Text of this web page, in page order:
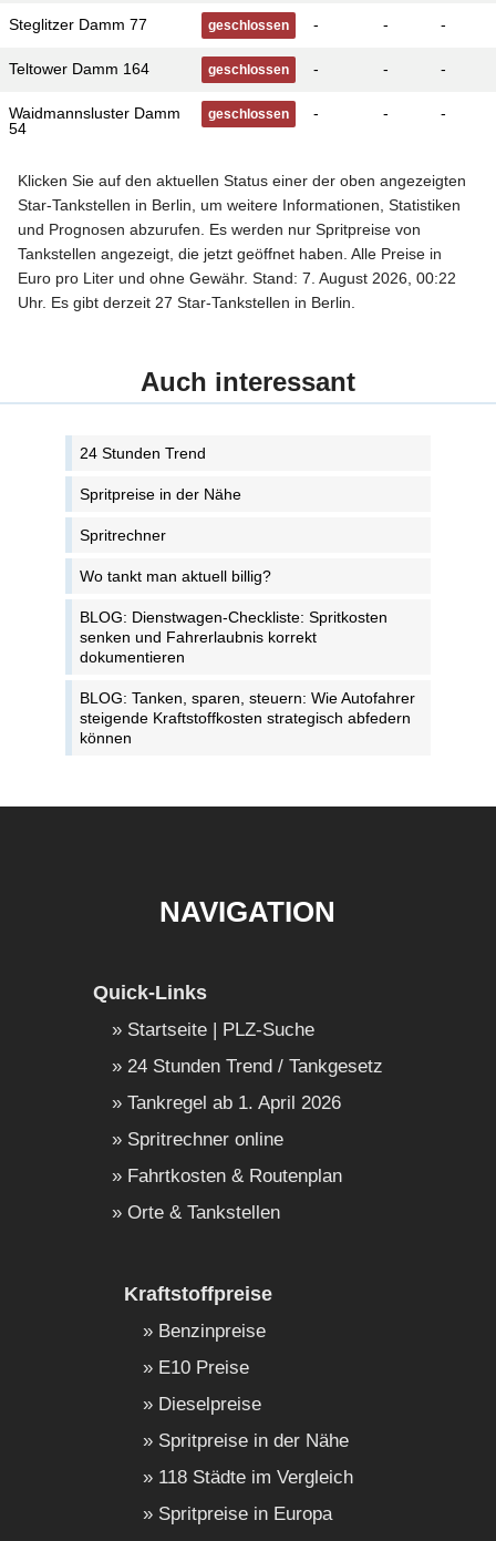
Steglitzer Damm 77 geschlossen - - -
Teltower Damm 164 geschlossen - - -
Waidmannsluster Damm
54
geschlossen - - -
Klicken Sie auf den aktuellen Status einer der oben angezeigten
Star-Tankstellen in Berlin, um weitere Informationen, Statistiken
und Prognosen abzurufen. Es werden nur Spritpreise von
Tankstellen angezeigt, die jetzt geöffnet haben. Alle Preise in
Euro pro Liter und ohne Gewähr. Stand: 7. August 2026, 00:22
Uhr. Es gibt derzeit 27 Star-Tankstellen in Berlin.
Auch interessant
24 Stunden Trend
Spritpreise in der Nähe
Spritrechner
Wo tankt man aktuell billig?
BLOG: Dienstwagen-Checkliste: Spritkosten
senken und Fahrerlaubnis korrekt
dokumentieren
BLOG: Tanken, sparen, steuern: Wie Autofahrer
steigende Kraftstoffkosten strategisch abfedern
können
NAVIGATION
Quick-Links
Startseite | PLZ-Suche
24 Stunden Trend / Tankgesetz
Tankregel ab 1. April 2026
Spritrechner online
Fahrtkosten & Routenplan
Orte & Tankstellen
Kraftstoffpreise
Benzinpreise
E10 Preise
Dieselpreise
Spritpreise in der Nähe
118 Städte im Vergleich
Spritpreise in Europa